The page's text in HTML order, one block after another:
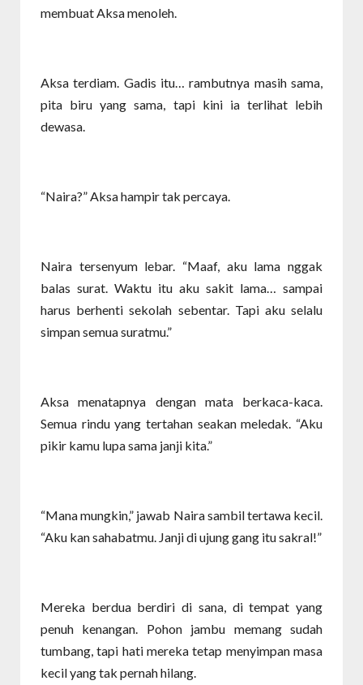
membuat Aksa menoleh.
Aksa terdiam. Gadis itu… rambutnya masih sama,
pita biru yang sama, tapi kini ia terlihat lebih
dewasa.
“Naira?” Aksa hampir tak percaya.
Naira tersenyum lebar. “Maaf, aku lama nggak
balas surat. Waktu itu aku sakit lama… sampai
harus berhenti sekolah sebentar. Tapi aku selalu
simpan semua suratmu.”
Aksa menatapnya dengan mata berkaca-kaca.
Semua rindu yang tertahan seakan meledak. “Aku
pikir kamu lupa sama janji kita.”
“Mana mungkin,” jawab Naira sambil tertawa kecil.
“Aku kan sahabatmu. Janji di ujung gang itu sakral!”
Mereka berdua berdiri di sana, di tempat yang
penuh kenangan. Pohon jambu memang sudah
tumbang, tapi hati mereka tetap menyimpan masa
kecil yang tak pernah hilang.